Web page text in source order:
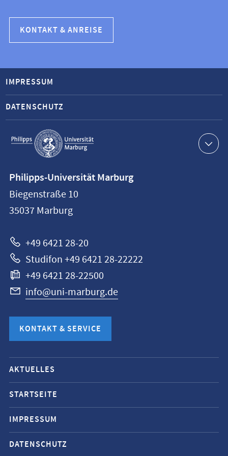
KONTAKT & ANREISE
Service-
Navigation
IMPRESSUM
DATENSCHUTZ
Philipps-
Universität
Marburg
Philipps-Universität Marburg
Biegenstraße 10
35037 Marburg
+49 6421 28-20
Studifon +49 6421 28-22222
+49 6421 28-22500
info@uni-marburg.de
KONTAKT & SERVICE
Mobile-
Service-
Navigation
und
Social
Media
AKTUELLES
STARTSEITE
IMPRESSUM
DATENSCHUTZ